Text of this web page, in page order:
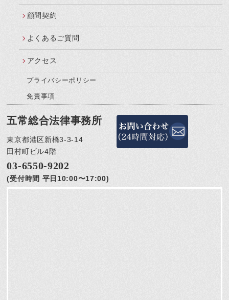
顧問契約
よくあるご質問
アクセス
プライバシーポリシー
免責事項
五常総合法律事務所
東京都港区新橋3-3-14
田村町ビル4階
03-6550-9202
(受付時間 平日10:00〜17:00)